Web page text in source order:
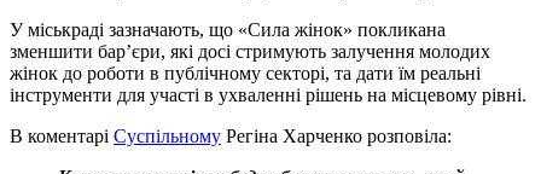
У міськраді зазначають, що «Сила жінок» покликана
зменшити бар’єри, які досі стримують залучення молодих
жінок до роботи в публічному секторі, та дати їм реальні
інструменти для участі в ухваленні рішень на місцевому рівні.
В коментарі Суспільному Регіна Харченко розповіла: